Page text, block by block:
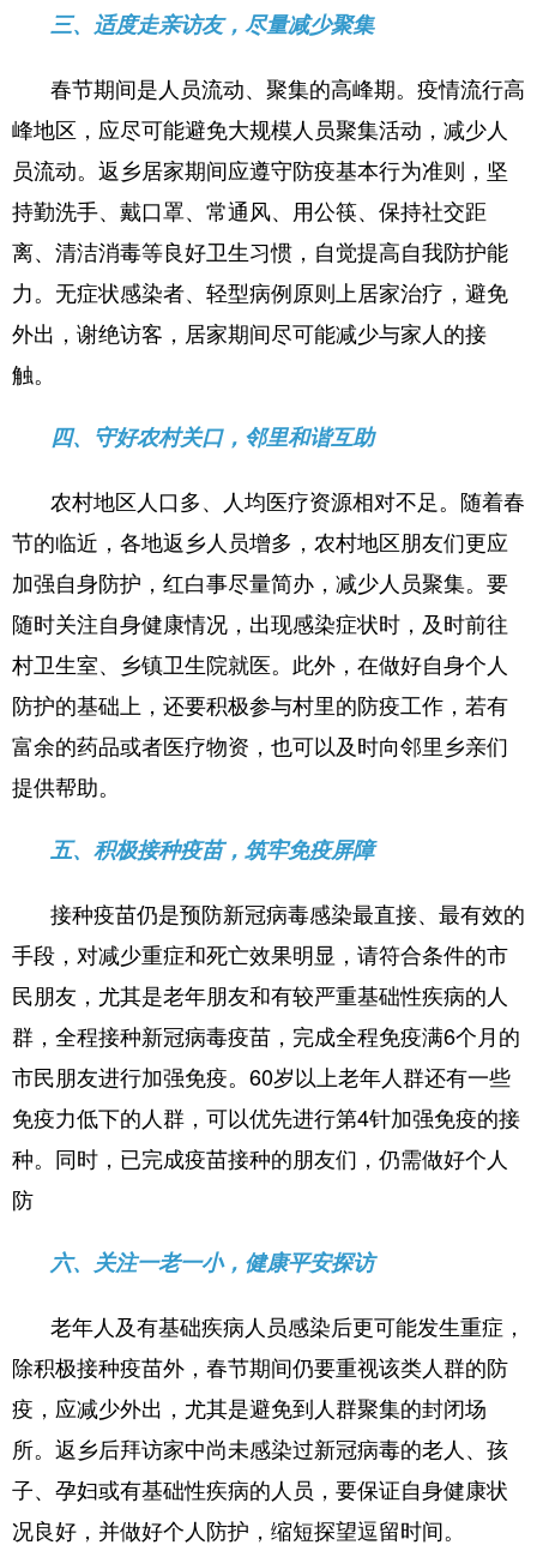
三、适度走亲访友，尽量减少聚集
春节期间是人员流动、聚集的高峰期。疫情流行高
峰地区，应尽可能避免大规模人员聚集活动，减少人
员流动。返乡居家期间应遵守防疫基本行为准则，坚
持勤洗手、戴口罩、常通风、用公筷、保持社交距
离、清洁消毒等良好卫生习惯，自觉提高自我防护能
力。无症状感染者、轻型病例原则上居家治疗，避免
外出，谢绝访客，居家期间尽可能减少与家人的接
触。
四、守好农村关口，邻里和谐互助
农村地区人口多、人均医疗资源相对不足。随着春
节的临近，各地返乡人员增多，农村地区朋友们更应
加强自身防护，红白事尽量简办，减少人员聚集。要
随时关注自身健康情况，出现感染症状时，及时前往
村卫生室、乡镇卫生院就医。此外，在做好自身个人
防护的基础上，还要积极参与村里的防疫工作，若有
富余的药品或者医疗物资，也可以及时向邻里乡亲们
提供帮助。
五、积极接种疫苗，筑牢免疫屏障
接种疫苗仍是预防新冠病毒感染最直接、最有效的
手段，对减少重症和死亡效果明显，请符合条件的市
民朋友，尤其是老年朋友和有较严重基础性疾病的人
群，全程接种新冠病毒疫苗，完成全程免疫满6个月的
市民朋友进行加强免疫。60岁以上老年人群还有一些
免疫力低下的人群，可以优先进行第4针加强免疫的接
种。同时，已完成疫苗接种的朋友们，仍需做好个人
防
六、关注一老一小，健康平安探访
老年人及有基础疾病人员感染后更可能发生重症，
除积极接种疫苗外，春节期间仍要重视该类人群的防
疫，应减少外出，尤其是避免到人群聚集的封闭场
所。返乡后拜访家中尚未感染过新冠病毒的老人、孩
子、孕妇或有基础性疾病的人员，要保证自身健康状
况良好，并做好个人防护，缩短探望逗留时间。